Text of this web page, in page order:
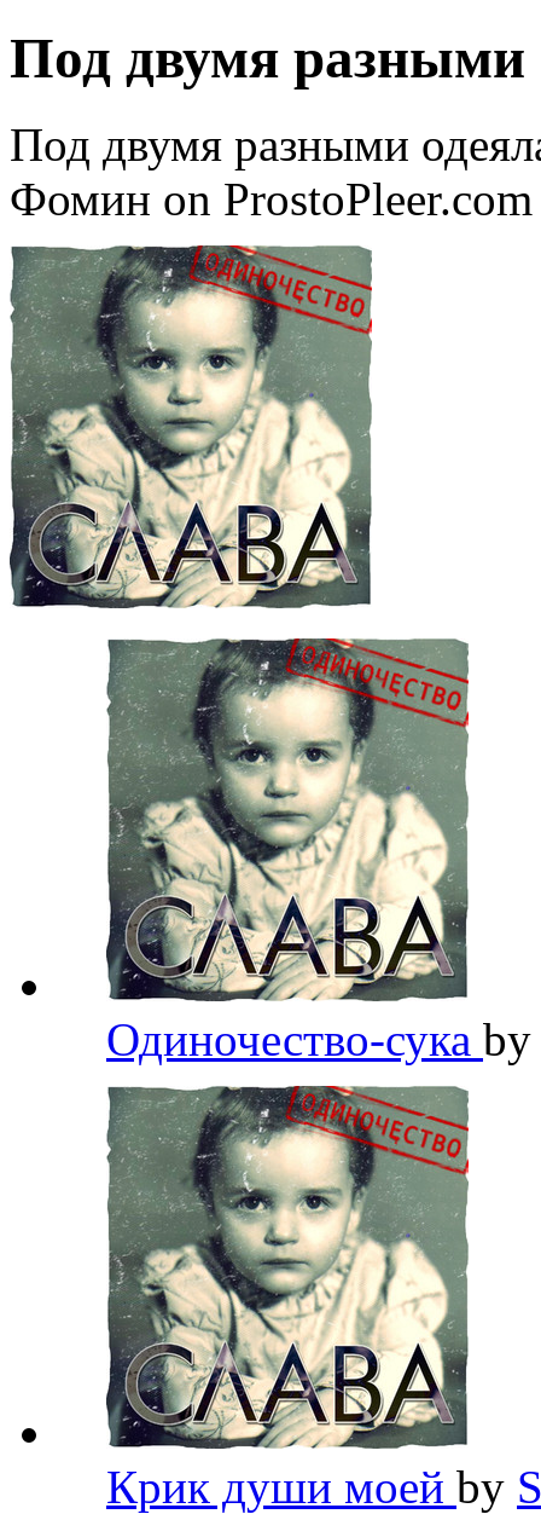
Под двумя разными
Под двумя разными
Фомин on ProstoPleer.com
Одиночество-сука
Крик души моей by